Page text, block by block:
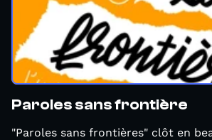
Paroles sans frontière
"Paroles sans frontières" clôt en